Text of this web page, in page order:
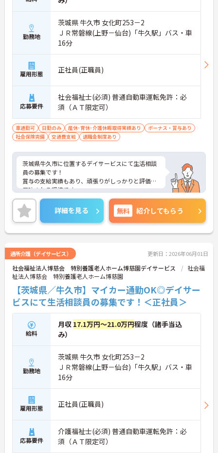
勤務地
茨城県 牛久市 女化町253－2
ＪＲ常磐線(上野－仙台)「牛久駅」バス・車
16分
雇用形態 正社員(正職員)
応募要件
社会福祉士(必須) 普通自動車運転免許：必
須（ＡＴ限定可）
車通勤可 日勤のみ 産休･育休･介護休暇取得実績あり
ボーナス・賞与あり
社会保険完備
交通費支給 退職金制度あり
茨城県牛久市に位置するデイサービスにて生活相談
員の募集です！
賞与の支給実績もあり、頑張りがしっかりと評価に
反映される環境です。
ご興味ある方には、面接対策ポイントなど、さらに
詳細をお話しいたしますのでお気軽にご相談くださ
い！
詳細を見る 無料 紹介してもらう
通所介護（デイサービス） 更新日：2026年06月01日
社会福祉法人博慈会 特別養護老人ホーム博慈園デイサービス
社会福
祉法人博慈会 特別養護老人ホーム博慈園
【茨城県／牛久市】マイカー通勤OK◎デイサー
ビスにて生活相談員の募集です！＜正社員＞
給料
月収 17.1万円～21.0万円程度（諸手当込
み）
勤務地
茨城県 牛久市 女化町253－2
ＪＲ常磐線(上野－仙台)「牛久駅」バス・車
16分
雇用形態 正社員(正職員)
応募要件
介護福祉士(必須) 普通自動車運転免許：必
須（ＡＴ限定可）